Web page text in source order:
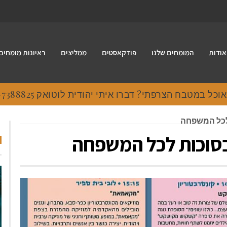
אודות המומחים שלנו פודקאסטים ממליצים ראיונות
במטבח הצרפתי? דברו איתי יהודית לוטואק 054-7388825.
המשפחה
לכל המשפחה